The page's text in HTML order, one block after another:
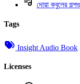
দোয়া কবুলের
Tags
Insight Audio Book
Licenses